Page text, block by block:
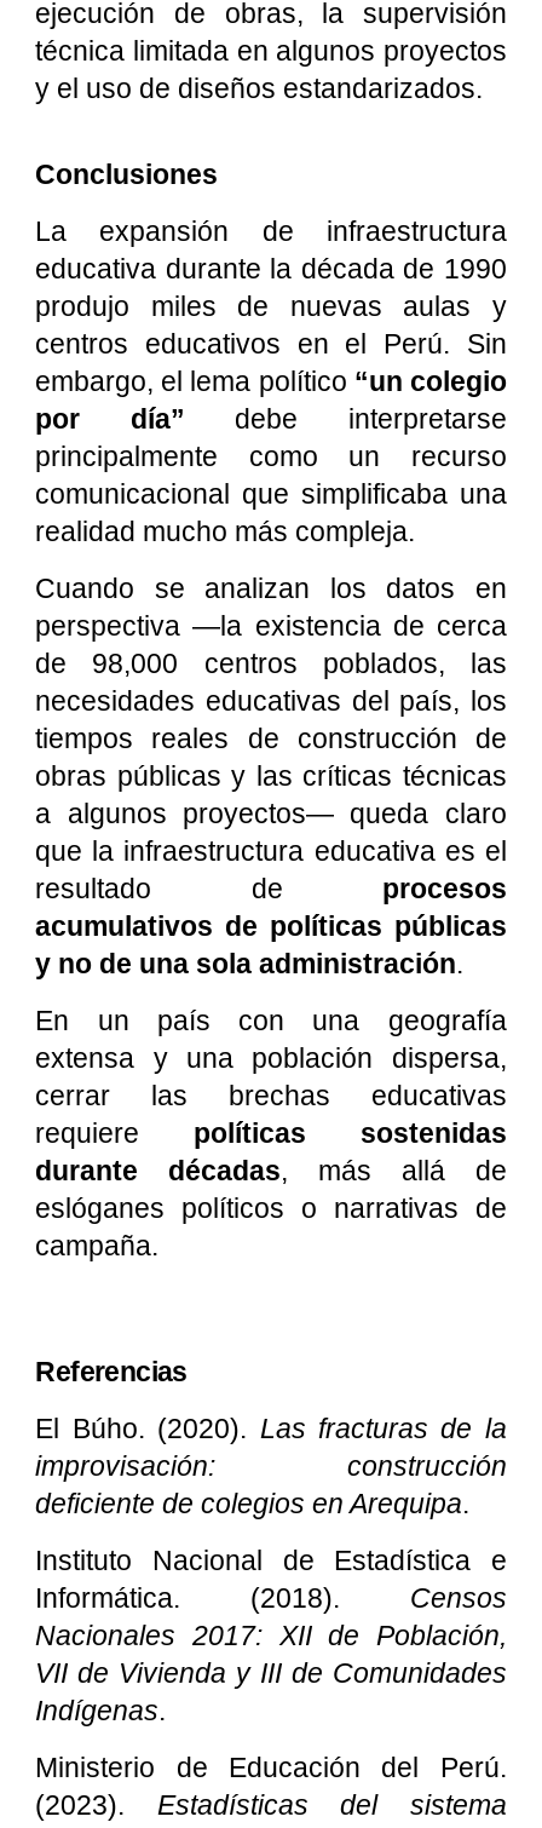
ejecución de obras, la supervisión
técnica limitada en algunos proyectos
y el uso de diseños estandarizados.
Conclusiones
La expansión de infraestructura
educativa durante la década de 1990
produjo miles de nuevas aulas y
centros educativos en el Perú. Sin
embargo, el lema político “un colegio
por día” debe interpretarse
principalmente como un recurso
comunicacional que simplificaba una
realidad mucho más compleja.
Cuando se analizan los datos en
perspectiva —la existencia de cerca
de 98,000 centros poblados, las
necesidades educativas del país, los
tiempos reales de construcción de
obras públicas y las críticas técnicas
a algunos proyectos— queda claro
que la infraestructura educativa es el
resultado de procesos
acumulativos de políticas públicas
y no de una sola administración.
En un país con una geografía
extensa y una población dispersa,
cerrar las brechas educativas
requiere políticas sostenidas
durante décadas, más allá de
eslóganes políticos o narrativas de
campaña.
Referencias
El Búho. (2020). Las fracturas de la
improvisación: construcción
deficiente de colegios en Arequipa.
Instituto Nacional de Estadística e
Informática. (2018). Censos
Nacionales 2017: XII de Población,
VII de Vivienda y III de Comunidades
Indígenas.
Ministerio de Educación del Perú.
(2023). Estadísticas del sistema